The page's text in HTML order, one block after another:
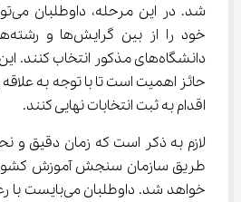
دانشگاه‌های مذکور انتخاب
حائز اهمیت است تا با توجه به
اقدام به ثبت انتخابات نهایی کنند.
لازم به ذکر است که زمان دقیق و
طریق سازمان سنجش آموزش